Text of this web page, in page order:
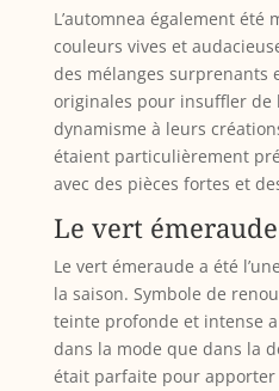
L’automnea également été
couleurs vives et
des mélanges surprenants
originales pour insuffler de
dynamisme à leurs
étaient particulièrement
avec des pièces fortes et
Le vert émeraude
Le vert émeraude a été
la saison. Symbole de
teinte profonde et intense
dans la mode que dans la
était parfaite pour